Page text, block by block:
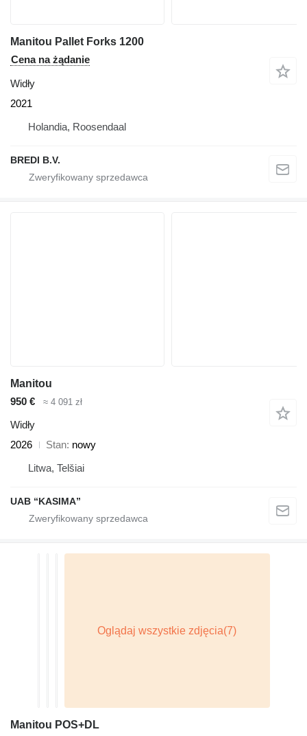
Manitou Pallet Forks 1200
Cena na żądanie
Widły
2021
Holandia, Roosendaal
BREDI B.V.
Manitou
950 €
≈ 4 091 zł
Widły
2026
Stan nowy
Litwa, Telšiai
UAB “KASIMA”
Manitou POS+DL